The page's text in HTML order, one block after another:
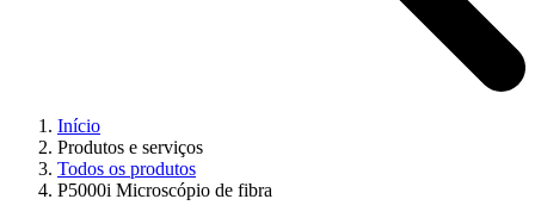
Início
Produtos e serviços
Todos os produtos
P5000i Microscópio de fibra